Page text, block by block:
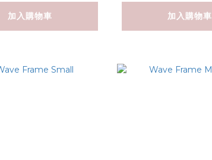
加入購物車 加入購物車